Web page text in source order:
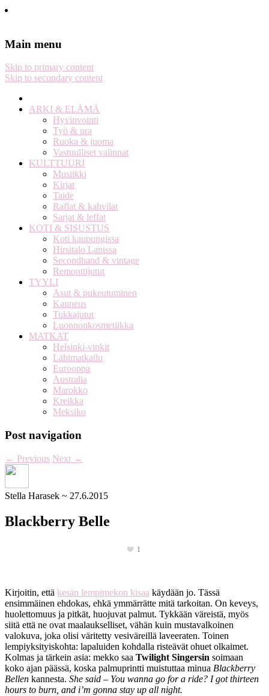
Notes on a life
Main menu
Skip to primary content
Skip to secondary content
ARKI & ELÄMÄ
Hyvinvointi
Työ & ura
Ruoka & juoma
Vastuulliset valinnat
KULTTUURI
Musiikki
Kirjat
Taide
Raflat & kahvilat
Sarjat & leffat
KOTI & SISUSTUS
Koti kaupungissa
Hirsitalo Lapissa
Secondhand & vintage
Remonttijutut
TYYLI
Asut & pukeutuminen
Kauneus
Tukkajutut
Luonnonkosmetiikka
MATKAT
Helsinki-vinkit
Lähimatkailu
Eurooppa
Australia
Marokko
Kreikka
Meksiko
Post navigation
← Previous Next →
Stella Harasek ~ 27.6.2015
Blackberry Belle
1
Kirjoitin, että kesän lempimekon kisaa käydään jo. Tässä
ensimmäinen ehdokas, ehkä ymmärrätte mitä tarkoitan. On keveys,
huolettomuus ja pitkät, huojuvat palmut. Tykkään väreistä, myös
siitä että ne ovat maalaukselliset, vähän kuin mustavalkoinen
valokuva, joka olisi väritetty vesiväreillä laveeraten. Toinen
lempiyksityiskohta: lapaluiden kohdalla risteävät ohuet olkaimet.
Kolmas ja tärkein asia: mekko saa Twilight Singersin soimaan
koko ajan päässä, koska palmuprintti muistuttaa minua Blackberry
Bellen kannesta. She said – You wanna go for a ride? I got thirteen
hours to burn, and i’m gonna stay up all night.